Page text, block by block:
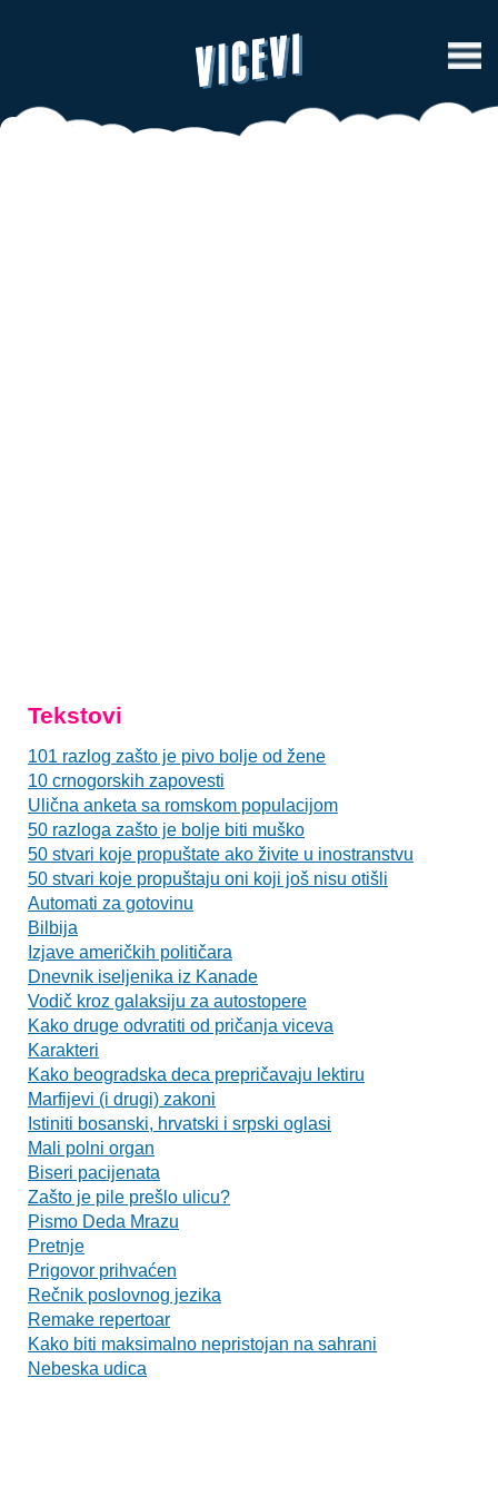
Tekstovi
101 razlog zašto je pivo bolje od žene
10 crnogorskih zapovesti
Ulična anketa sa romskom populacijom
50 razloga zašto je bolje biti muško
50 stvari koje propuštate ako živite u inostranstvu
50 stvari koje propuštaju oni koji još nisu otišli
Automati za gotovinu
Bilbija
Izjave američkih političara
Dnevnik iseljenika iz Kanade
Vodič kroz galaksiju za autostopere
Kako druge odvratiti od pričanja viceva
Karakteri
Kako beogradska deca prepričavaju lektiru
Marfijevi (i drugi) zakoni
Istiniti bosanski, hrvatski i srpski oglasi
Mali polni organ
Biseri pacijenata
Zašto je pile prešlo ulicu?
Pismo Deda Mrazu
Pretnje
Prigovor prihvaćen
Rečnik poslovnog jezika
Remake repertoar
Kako biti maksimalno nepristojan na sahrani
Nebeska udica